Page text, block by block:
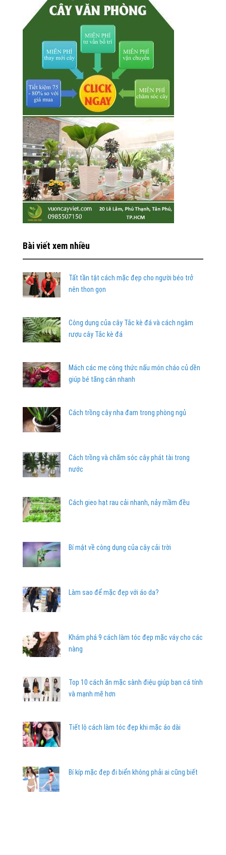
Bài viết xem nhiều
Tất tần tật cách mặc đẹp cho người béo trở
nên thon gọn
Công dụng của cây Tắc kè đá và cách ngâm
rượu cây Tắc kè đá
Mách các mẹ công thức nấu món cháo củ dền
giúp bé tăng cân nhanh
Cách trồng cây nha đam trong phòng ngủ
Cách trồng và chăm sóc cây phát tài trong
nước
Cách gieo hạt rau cải nhanh, nảy mầm đều
Bí mật về công dụng của cây cải trời
Làm sao để mặc đẹp với áo da?
Khám phá 9 cách làm tóc đẹp mặc váy cho các
nàng
Top 10 cách ăn mặc sành điệu giúp bạn cá tính
và mạnh mẽ hơn
Tiết lộ cách làm tóc đẹp khi mặc áo dài
Bí kíp mặc đẹp đi biển không phải ai cũng biết